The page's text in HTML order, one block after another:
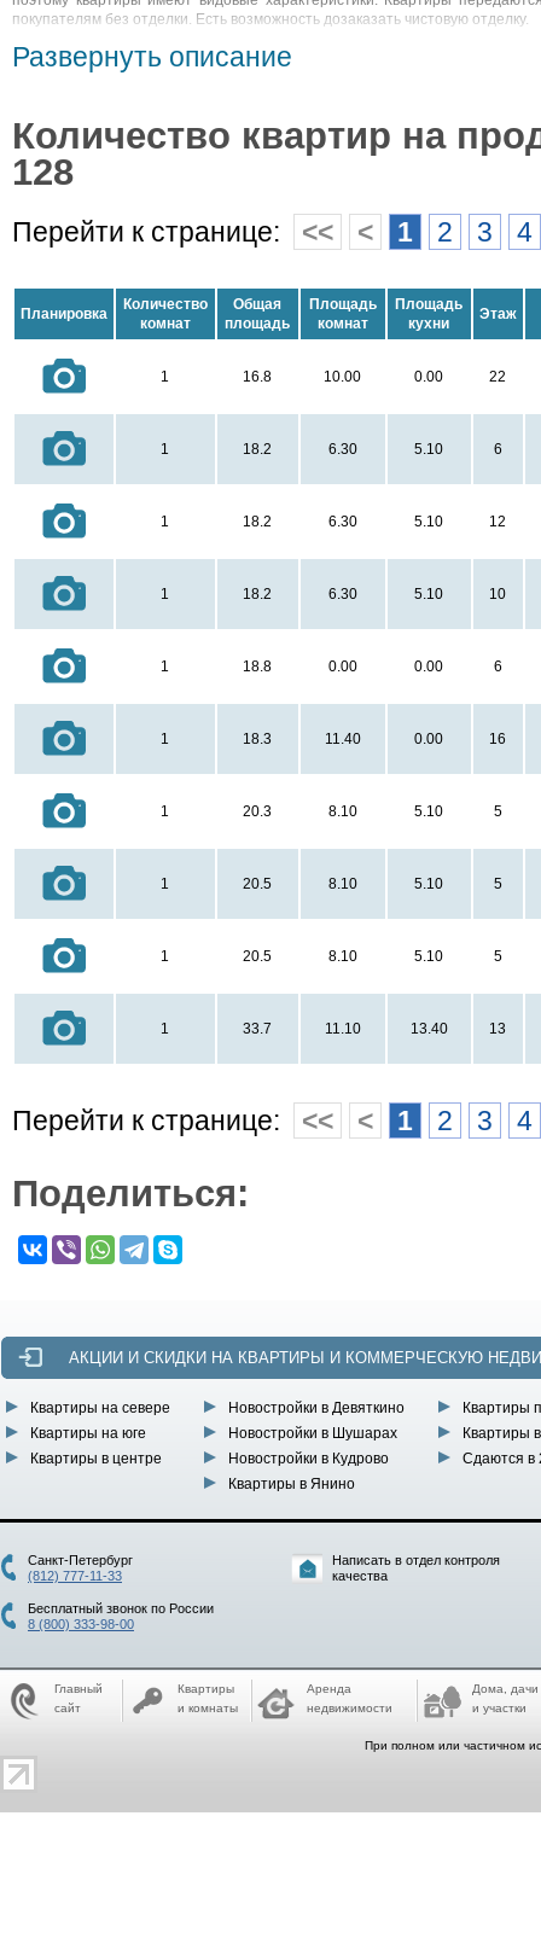
покупателям без отделки. Есть возможность дозаказать чистовую отделку.
Жилой комплекс расположен в Невском районе на
набережной. Проект включает в себя четыре детских сада на 720 мест,
Придомовая территория благоустроена пешеходным бульваром,
зелеными зонами и ландшафтным дизайном. Во дворе
детские площадки, спортивные комплексы, а также подземные и
собственный выход на благоустроенную набережную.
В районе расположены парки и скверы, работают магазины,
метро «Улица Дыбенко», выезд на КАД – в семи минутах транспортом.
Развернуть описание
Количество квартир на
128
Перейти к странице: << < 1 2 3 4
Планировка
Количество
комнат
Общая
площадь
Площадь
комнат
Площадь
кухни
Этаж
1 16.8 10.00 0.00 22
1 18.2 6.30 5.10 6
1 18.2 6.30 5.10 12
1 18.2 6.30 5.10 10
1 18.8 0.00 0.00 6
1 18.3 11.40 0.00 16
1 20.3 8.10 5.10 5
1 20.5 8.10 5.10 5
1 20.5 8.10 5.10 5
1 33.7 11.10 13.40 13
Перейти к странице: << < 1 2 3 4
Поделиться:
АКЦИИ И СКИДКИ НА КВАРТИРЫ И КОММЕРЧЕСКУЮ
Квартиры на севере
Квартиры на юге
Квартиры в центре
Новостройки в Девяткино
Новостройки в Шушарах
Новостройки в Кудрово
Квартиры в Янино
Квартиры
Квартиры
Сдаются в
Санкт-Петербург
(812) 777-11-33
Бесплатный звонок по России
8 (800) 333-98-00
Написать в отдел контроля
качества
Главный
сайт
Квартиры
и комнаты
Аренда
недвижимости
Дома, дачи
и участки
При полном или частичном